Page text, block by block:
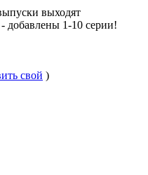
выходят
добавлены 1-10 серии!
свой )